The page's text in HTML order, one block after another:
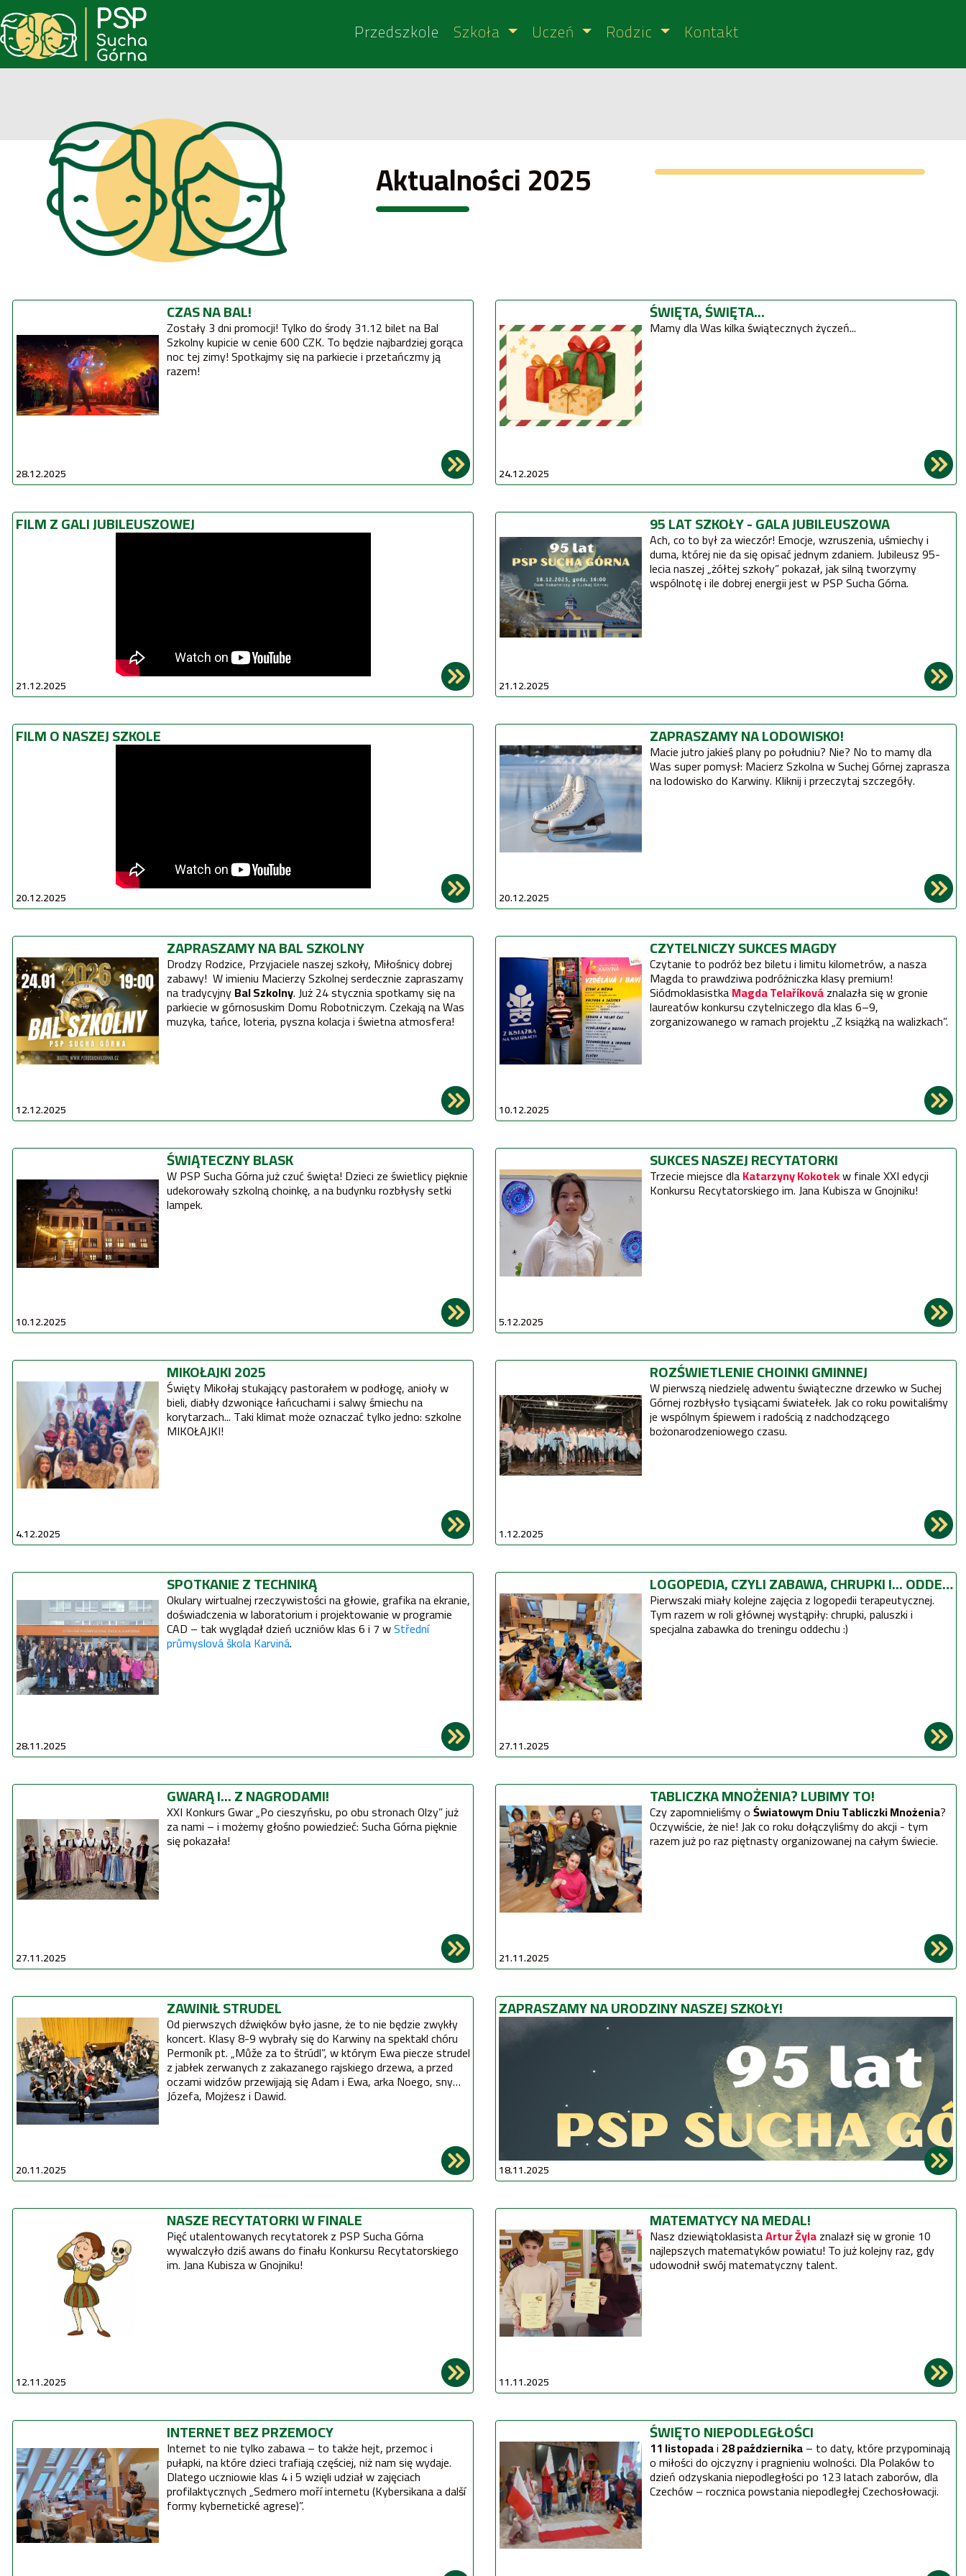
Przedszkole Szkoła Uczeń Rodzic Kontakt
Aktualności 2025
CZAS NA BAL!
Zostały 3 dni promocji! Tylko do środy 31.12 bilet na Bal
Szkolny kupicie w cenie 600 CZK. To będzie najbardziej gorąca
noc tej zimy! Spotkajmy się na parkiecie i przetańczmy ją
razem!
28.12.2025
ŚWIĘTA, ŚWIĘTA...
Mamy dla Was kilka świątecznych życzeń...
24.12.2025
FILM Z GALI JUBILEUSZOWEJ
21.12.2025
95 LAT SZKOŁY - GALA JUBILEUSZOWA
Ach, co to był za wieczór! Emocje, wzruszenia, uśmiechy i
duma, której nie da się opisać jednym zdaniem. Jubileusz 95-
lecia naszej „żółtej szkoły” pokazał, jak silną tworzymy
wspólnotę i ile dobrej energii jest w PSP Sucha Górna.
21.12.2025
FILM O NASZEJ SZKOLE
20.12.2025
ZAPRASZAMY NA LODOWISKO!
Macie jutro jakieś plany po południu? Nie? No to mamy dla
Was super pomysł: Macierz Szkolna w Suchej Górnej zaprasza
na lodowisko do Karwiny. Kliknij i przeczytaj szczegóły.
20.12.2025
ZAPRASZAMY NA BAL SZKOLNY
Drodzy Rodzice, Przyjaciele naszej szkoły, Miłośnicy dobrej
zabawy! W imieniu Macierzy Szkolnej serdecznie zapraszamy
na tradycyjnyBal Szkolny. Już 24 stycznia spotkamy się na
parkiecie w górnosuskim Domu Robotniczym. Czekają na Was
muzyka, tańce, loteria, pyszna kolacja i świetna atmosfera!
12.12.2025
CZYTELNICZY SUKCES MAGDY
Czytanie to podróż bez biletu i limitu kilometrów, a nasza
Magda to prawdziwa podróżniczka klasy premium!
SiódmoklasistkaMagda Telaříkováznalazła się w gronie
laureatów konkursu czytelniczego dla klas 6–9,
zorganizowanego w ramach projektu „Z książką na walizkach”.
10.12.2025
ŚWIĄTECZNY BLASK
W PSP Sucha Górna już czuć święta! Dzieci ze świetlicy pięknie
udekorowały szkolną choinkę, a na budynku rozbłysły setki
lampek.
10.12.2025
SUKCES NASZEJ RECYTATORKI
Trzecie miejsce dlaKatarzyny Kokotekw finale XXI edycji
Konkursu Recytatorskiego im. Jana Kubisza w Gnojniku!
5.12.2025
MIKOŁAJKI 2025
Święty Mikołaj stukający pastorałem w podłogę, anioły w
bieli, diabły dzwoniące łańcuchami i salwy śmiechu na
korytarzach... Taki klimat może oznaczać tylko jedno: szkolne
MIKOŁAJKI!
4.12.2025
ROZŚWIETLENIE CHOINKI GMINNEJ
W pierwszą niedzielę adwentu świąteczne drzewko w Suchej
Górnej rozbłysło tysiącami światełek. Jak co roku powitaliśmy
je wspólnym śpiewem i radością z nadchodzącego
bożonarodzeniowego czasu.
1.12.2025
SPOTKANIE Z TECHNIKĄ
Okulary wirtualnej rzeczywistości na głowie, grafika na ekranie,
doświadczenia w laboratorium i projektowanie w programie
CAD – tak wyglądał dzień uczniów klas 6 i 7 w Střední
průmyslová škola Karviná.
28.11.2025
LOGOPEDIA, CZYLI ZABAWA, CHRUPKI I... ODDECH
Pierwszaki miały kolejne zajęcia z logopedii terapeutycznej.
Tym razem w roli głównej wystąpiły: chrupki, paluszki i
specjalna zabawka do treningu oddechu :)
27.11.2025
GWARĄ I... Z NAGRODAMI!
XXI Konkurs Gwar „Po cieszyńsku, po obu stronach Olzy” już
za nami – i możemy głośno powiedzieć: Sucha Górna pięknie
się pokazała!
27.11.2025
TABLICZKA MNOŻENIA? LUBIMY TO!
Czy zapomnieliśmy oŚwiatowym Dniu Tabliczki Mnożenia?
Oczywiście, że nie! Jak co roku dołączyliśmy do akcji - tym
razem już po raz piętnasty organizowanej na całym świecie.
21.11.2025
ZAWINIŁ STRUDEL
Odpierwszych dźwięków było jasne, że to nie będzie zwykły
koncert. Klasy 8-9 wybrały się do Karwiny na spektakl chóru
Permoník pt. „Může za to štrúdl”, w którym Ewa piecze strudel
z jabłek zerwanych z zakazanego rajskiego drzewa, a przed
oczami widzów przewijają się Adam i Ewa, arka Noego, sny
Józefa, Mojżesz i Dawid.
20.11.2025
ZAPRASZAMY NA URODZINY NASZEJ SZKOŁY!
18.11.2025
NASZE RECYTATORKI W FINALE
Pięć utalentowanych recytatorek z PSP Sucha Górna
wywalczyło dziś awans do finału Konkursu Recytatorskiego
im. Jana Kubisza w Gnojniku!
12.11.2025
MATEMATYCY NA MEDAL!
Nasz dziewiątoklasistaArtur Žylaznalazł się w gronie 10
najlepszych matematyków powiatu! To już kolejny raz, gdy
udowodnił swój matematyczny talent.
11.11.2025
INTERNET BEZ PRZEMOCY
Internet to nie tylko zabawa – to także hejt, przemoc i
pułapki, na które dzieci trafiają częściej, niż nam się wydaje.
Dlatego uczniowie klas 4 i 5 wzięli udział w zajęciach
profilaktycznych „Sedmero moří internetu (Kybersikana a další
formy kybernetické agrese)”.
ŚWIĘTO NIEPODLEGŁOŚCI
11 listopadai 28 października– to daty, które przypominają
o miłości do ojczyzny i pragnieniu wolności. Dla Polaków to
dzień odzyskania niepodległości po 123 latach zaborów, dla
Czechów – rocznica powstania niepodległej Czechosłowacji.